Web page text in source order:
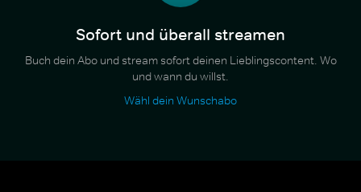
Sofort und überall streamen
Buch dein Abo und stream sofort deinen Lieblingscontent. Wo
und wann du willst.
Wähl dein Wunschabo